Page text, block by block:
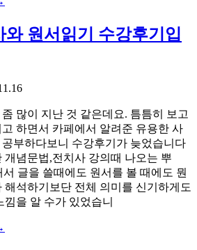
와 원서읽기 수강후기입
많이 지난 것 같은데요. 틈틈히 보고
하면서 카페에서 알려준 유용한 사
부하다보니 수강후기가 늦었습니다
개념문법,전치사 강의때 나오는 뿌
글을 쓸때에도 원서를 볼 때에도 뭔
해석하기보단 전체 의미를 신기하게도
낌을 알 수가 있었습니